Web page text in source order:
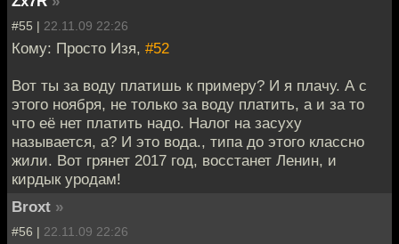
#55 | 22.11.09 22:26
Кому: Просто Изя, #52
Вот ты за воду платишь к примеру? И я плачу. А с
этого ноября, не только за воду платить, а и за то
что её нет платить надо. Налог на засуху
называется, а? И это вода., типа до этого классно
жили. Вот грянет 2017 год, восстанет Ленин, и
кирдык уродам!
Broxt »
#56 | 22.11.09 22:26